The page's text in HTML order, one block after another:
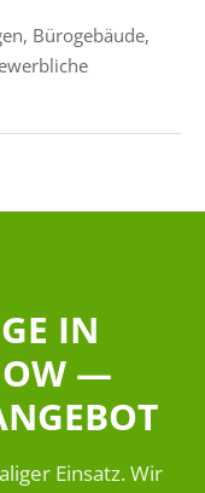
Bürogebäude,
IN
—
Einsatz. Wir